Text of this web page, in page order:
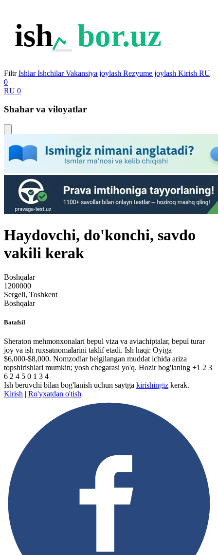
ish bor.uz
Filtr Ishlar Ishchilar Vakansiya joylash Rezyume joylash Kirish RU
0
RU 0
Shahar va viloyatlar
Haydovchi, do'konchi, savdo
vakili kerak
Boshqalar
1200000
Sergeli, Toshkent
Boshqalar
Batafsil
Sheraton mehmonxonalari bepul viza va aviachiptalar, bepul turar
joy va ish ruxsatnomalarini taklif etadi. Ish haqi: Oyiga
$6,000-$8,000. Nomzodlar belgilangan muddat ichida ariza
topshirishlari mumkin; yosh chegarasi yo'q. Hozir bog'laning +1 2 3
6 2 4 5 0 1 3 4
Ish beruvchi bilan bog'lanish uchun saytga kirishingiz kerak.
Kirish | Ro'yxatdan o'tish